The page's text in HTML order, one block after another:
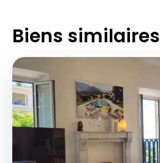
Biens similaires